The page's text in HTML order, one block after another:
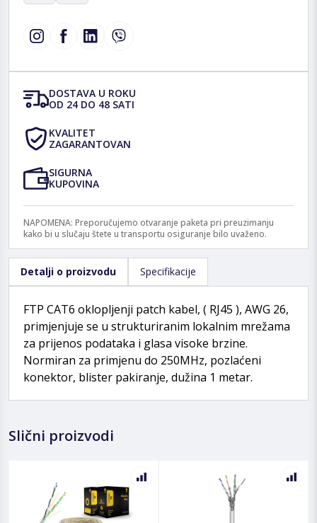
DOSTAVA U ROKU
OD 24 DO 48 SATI
KVALITET
ZAGARANTOVAN
SIGURNA
KUPOVINA
NAPOMENA: Preporučujemo otvaranje paketa pri preuzimanju
kako bi u slučaju štete u transportu osiguranje bilo uvaženo.
Detalji o proizvodu Specifikacije
FTP CAT6 oklopljenji patch kabel, ( RJ45 ), AWG 26,
primjenjuje se u strukturiranim lokalnim mrežama
za prijenos podataka i glasa visoke brzine.
Normiran za primjenu do 250MHz, pozlaćeni
konektor, blister pakiranje, dužina 1 metar.
Slični proizvodi